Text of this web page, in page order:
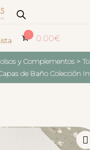
0 0.00€
y Complementos >
de Baño Colección